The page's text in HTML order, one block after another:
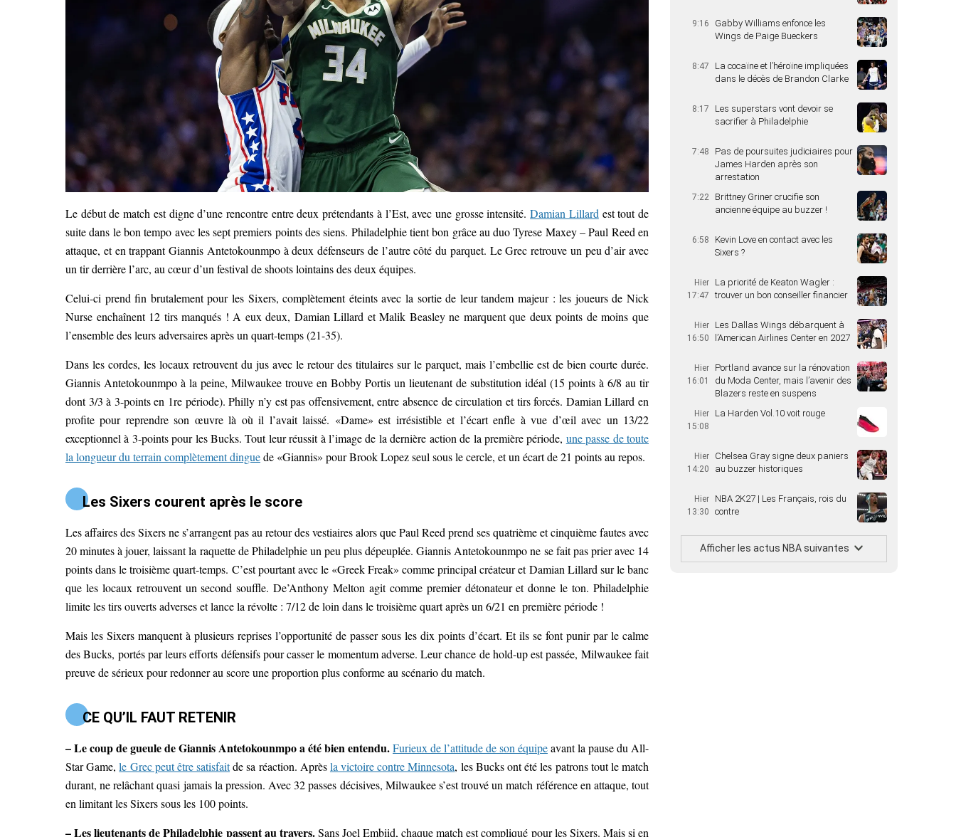
Le début de match est digne d’une rencontre entre deux prétendants à l’Est, avec une grosse intensité.Damian Lillard est tout de
suite dans le bon tempo avec les sept premiers points des siens. Philadelphie tient bon grâce au duo Tyrese Maxey – Paul Reed en
attaque, et en trappant Giannis Antetokounmpo à deux défenseurs de l’autre côté du parquet. Le Grec retrouve un peu d’air avec
un tir derrière l’arc, au cœur d’un festival de shoots lointains des deux équipes.
Celui-ci prend fin brutalement pour les Sixers, complètement éteints avec la sortie de leur tandem majeur : les joueurs de Nick
Nurse enchaînent 12 tirs manqués ! A eux deux, Damian Lillard et Malik Beasley ne marquent que deux points de moins que
l’ensemble des leurs adversaires après un quart-temps (21-35).
Dans les cordes, les locaux retrouvent du jus avec le retour des titulaires sur le parquet, mais l’embellie est de bien courte durée.
Giannis Antetokounmpo à la peine, Milwaukee trouve en Bobby Portis un lieutenant de substitution idéal (15 points à 6/8 au tir
dont 3/3 à 3-points en 1re période). Philly n’y est pas offensivement, entre absence de circulation et tirs forcés. Damian Lillard en
profite pour reprendre son œuvre là où il l’avait laissé. «Dame» est irrésistible et l’écart enfle à vue d’œil avec un 13/22
exceptionnel à 3-points pour les Bucks. Tout leur réussit à l’image de la dernière action de la première période, une passe de toute
la longueur du terrain complètement dinguede «Giannis» pour Brook Lopez seul sous le cercle, et un écart de 21 points au repos.
Les Sixers courent après le score
Les affaires des Sixers ne s’arrangent pas au retour des vestiaires alors que Paul Reed prend ses quatrième et cinquième fautes avec
20 minutes à jouer, laissant la raquette de Philadelphie un peu plus dépeuplée. Giannis Antetokounmpo ne se fait pas prier avec 14
points dans le troisième quart-temps. C’est pourtant avec le «Greek Freak» comme principal créateur et Damian Lillard sur le banc
que les locaux retrouvent un second souffle. De’Anthony Melton agit comme premier détonateur et donne le ton. Philadelphie
limite les tirs ouverts adverses et lance la révolte : 7/12 de loin dans le troisième quart après un 6/21 en première période !
Mais les Sixers manquent à plusieurs reprises l’opportunité de passer sous les dix points d’écart. Et ils se font punir par le calme
des Bucks, portés par leurs efforts défensifs pour casser le momentum adverse. Leur chance de hold-up est passée, Milwaukee fait
preuve de sérieux pour redonner au score une proportion plus conforme au scénario du match.
CE QU’IL FAUT RETENIR
– Le coup de gueule de Giannis Antetokounmpo a été bien entendu.Furieux de l’attitude de son équipeavant la pause du All-
Star Game,le Grec peut être satisfaitde sa réaction. Aprèsla victoire contre Minnesota, les Bucks ont été les patrons tout le match
durant, ne relâchant quasi jamais la pression. Avec 32 passes décisives, Milwaukee s’est trouvé un match référence en attaque, tout
en limitant les Sixers sous les 100 points.
– Les lieutenants de Philadelphie passent au travers.Sans Joel Embiid, chaque match est compliqué pour les Sixers. Mais si en
9:16
Gabby Williams enfonce les
Wings de Paige Bueckers
8:47
La cocaïne et l’héroïne impliquées
dans le décès de Brandon Clarke
8:17
Les superstars vont devoir se
sacrifier à Philadelphie
7:48
Pas de poursuites judiciaires pour
James Harden après son
arrestation
7:22
Brittney Griner crucifie son
ancienne équipe au buzzer !
6:58
Kevin Love en contact avec les
Sixers ?
Hier
17:47
La priorité de Keaton Wagler :
trouver un bon conseiller financier
Hier
16:50
Les Dallas Wings débarquent à
l’American Airlines Center en 2027
Hier
16:01
Portland avance sur la rénovation
du Moda Center, mais l’avenir des
Blazers reste en suspens
Hier
15:08
La Harden Vol.10 voit rouge
Hier
14:20
Chelsea Gray signe deux paniers
au buzzer historiques
Hier
13:30
NBA 2K27 | Les Français, rois du
contre
Afficher les actus NBA suivantes